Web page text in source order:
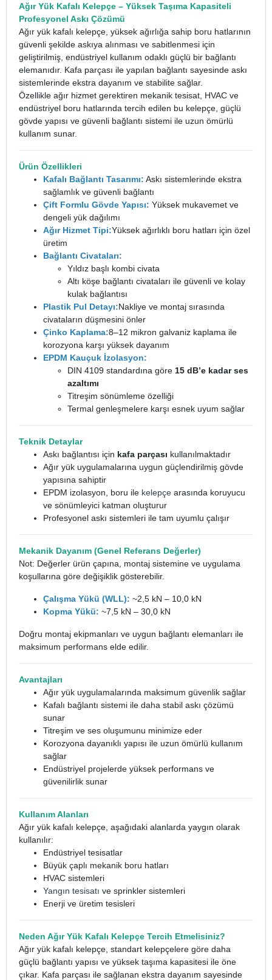
Ağır Yük Kafalı Kelepçe – Yüksek Taşıma Kapasiteli
Profesyonel Askı Çözümü
Ağır yük kafalı kelepçe, yüksek ağırlığa sahip boru hatlarının
güvenli şekilde askıya alınması ve sabitlenmesi için
geliştirilmiş, endüstriyel kullanım odaklı güçlü bir bağlantı
elemanıdır. Kafa parçası ile yapılan bağlantı sayesinde askı
sistemlerinde ekstra dayanım ve stabilite sağlar.
Özellikle ağır hizmet gerektiren mekanik tesisat, HVAC ve
endüstriyel boru hatlarında tercih edilen bu kelepçe, güçlü
gövde yapısı ve güvenli bağlantı sistemi ile uzun ömürlü
kullanım sunar.
Ürün Özellikleri
Kafalı Bağlantı Tasarımı: Askı sistemlerinde ekstra
sağlamlık ve güvenli bağlantı
Çift Formlu Gövde Yapısı: Yüksek mukavemet ve
dengeli yük dağılımı
Ağır Hizmet Tipi:Yüksek ağırlıklı boru hatları için özel
üretim
Bağlantı Civataları:
Yıldız başlı kombi civata
Altı köşe bağlantı civataları ile güvenli ve kolay
kulak bağlantısı
Plastik Pul Detayı:Nakliye ve montaj sırasında
civataların düşmesini önler
Çinko Kaplama:8–12 mikron galvaniz kaplama ile
korozyona karşı yüksek dayanım
EPDM Kauçuk İzolasyon:
DIN 4109 standardına göre 15 dB’e kadar ses
azaltımı
Titreşim sönümleme özelliği
Termal genleşmelere karşı esnek uyum sağlar
Teknik Detaylar
Askı bağlantısı için kafa parçası kullanılmaktadır
Ağır yük uygulamalarına uygun güçlendirilmiş gövde
yapısına sahiptir
EPDM izolasyon, boru ile kelepçe arasında koruyucu
ve sönümleyici katman oluşturur
Profesyonel askı sistemleri ile tam uyumlu çalışır
Mekanik Dayanım (Genel Referans Değerler)
Not: Değerler ürün çapına, montaj sistemine ve uygulama
koşullarına göre değişiklik gösterebilir.
Çalışma Yükü (WLL): ~2,5 kN – 10,0 kN
Kopma Yükü: ~7,5 kN – 30,0 kN
Doğru montaj ekipmanları ve uygun bağlantı elemanları ile
maksimum performans elde edilir.
Avantajları
Ağır yük uygulamalarında maksimum güvenlik sağlar
Kafalı bağlantı sistemi ile daha stabil askı çözümü
sunar
Titreşim ve ses oluşumunu minimize eder
Korozyona dayanıklı yapısı ile uzun ömürlü kullanım
sağlar
Endüstriyel projelerde yüksek performans ve
güvenilirlik sunar
Kullanım Alanları
Ağır yük kafalı kelepçe, aşağıdaki alanlarda yaygın olarak
kullanılır:
Endüstriyel tesisatlar
Büyük çaplı mekanik boru hatları
HVAC sistemleri
Yangın tesisatı ve sprinkler sistemleri
Enerji ve üretim tesisleri
Neden Ağır Yük Kafalı Kelepçe Tercih Etmelisiniz?
Ağır yük kafalı kelepçe, standart kelepçelere göre daha
güçlü bağlantı yapısı ve yüksek taşıma kapasitesi ile öne
çıkar. Kafa parçası ile sağlanan ekstra dayanım sayesinde